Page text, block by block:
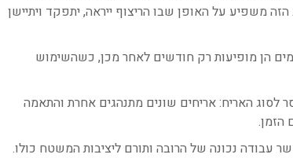
משפיע על האופן שבו הריצוף ייראה, יתפקד ויתיישן
הן מופיעות רק חודשים לאחר מכן, כשהשימוש
האריח: אריחים שונים מתנהגים אחרת והתאמה
הזמן.
עבודה נכונה של הרובה ותורם ליציבות המשטח כולו.